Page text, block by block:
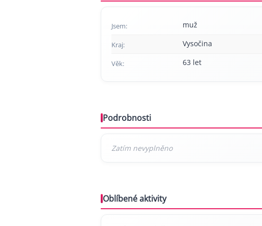
Jsem: muž
Kraj: Vysočina
Věk: 63 let
Podrobnosti
Oblíbené aktivity